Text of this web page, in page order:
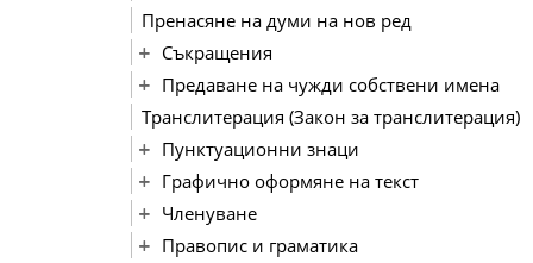
Пренасяне на думи на нов ред
Съкращения
Предаване на чужди собствени имена
Транслитерация (Закон за транслитерация)
Пунктуационни знаци
Графично оформяне на текст
Членуване
Правопис и граматика